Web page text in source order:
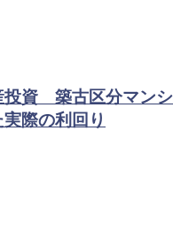
投資 築古区分マン
際の利回り